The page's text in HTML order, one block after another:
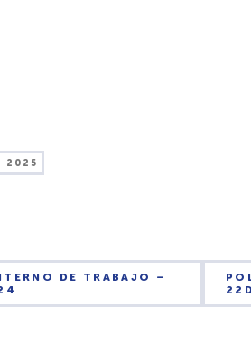
2025
DE TRABAJO –